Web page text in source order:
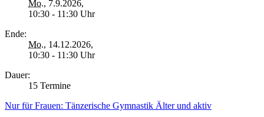
Mo., 7.9.2026,
10:30 - 11:30 Uhr
Ende:
Mo., 14.12.2026,
10:30 - 11:30 Uhr
Dauer:
15 Termine
Nur für Frauen: Tänzerische Gymnastik Älter und aktiv